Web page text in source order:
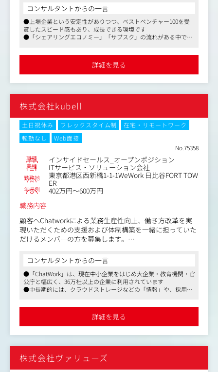
ーションツールを用いてアプローチを行い、転職意欲のあ
※面談設定数だけでなく、その後どの程度ご転職につなが
ったも重要な指標となるため、ご転職への貴重な1歩目の
（2）事業者対応業務（toB）
医療事業者（病院・クリニックなど）にアプローチを行
い、弊社人材紹介サービスへ求人をいただく業務
変更範囲：事業や所属部門の状況の変化等により、会社の
指示する職務内容へ変更することがある
品を制作、販売している同社。
エモーショナルなAIを設計し、会話しながら顧客のニーズ
を探り、商品提案を行うチャットボットは、解約防止はも
ちろん、解約理由の分析・消費者動向等のデータ等をもと
に、今後の課題・施策提案を行い、高い成果と満足度を残
果が出ています※同社調査実績）LPをご利用している業
界・業種がマーケットで、幅広い顧客に新しい価値を提供
・新規顧客開拓（リード発掘、アポイント獲得、提案書作
成、プレゼンテーション）
・既存顧客との関係構築および深耕、追加提案
・顧客の課題ヒアリングとソリューション提案
・契約交渉、クロージング
【仕事内容（変更の範囲）】無
コンサルタントからの一言
●上場企業という安定性がありつつ、ベストベンチャー100を受
賞したスピード感もあり、成長できる環境です
●「シェアリングエコノミー」「サブスク」の流れがある中で、
●戦略PRコンサル会社をグループ化し、これから広報に力を入れ
詳細を見る
株式会社kubell
土日祝休み フレックスタイム制
在宅・リモートワーク
転勤なし
Web面接
No.75358
職種 インサイドセールス_オープンポジション
業種 ITサービス・ソリューション会社
勤務地
東京都港区西新橋1-1-1WeWork 日比谷FORT TOW
ER
年収例
402万円～600万円
職務内容
顧客へChatworkによる業務生産性向上、働き方改革を実
現いただくための支援および体制構築を一緒に担っていた
だけるメンバーの方を募集します。
■具体的には
Chatworkユーザー数の拡大・既存ユーザーのさらなる利
活用促進を目的に、マーケティング部門が創出した潜在・
見込顧客（新規顧客）や、現在利用中のユーザーに対して
アプローチを行います。経営課題・業務課題・顧客ニーズ
る課題解決の提案を行うことでChatworkへの興味・関心
度を高め、フィールドセールス・カスタマーサクセス担当
ていくことも重要な業務となります。
コンサルタントからの一言
●「ChatWork」は、現在中小企業をはじめ大企業・教育機関・官
公庁と幅広く、36万社以上の企業に利用されています
●中長期的には、クラウドストレージなどの「情報」や、採用・
るビジネスの起点となるプラットフォーム、「ビジネス版スーパ
ーアプリ」を目指しており、新規事業開発や周辺サービスとの提
携やM&Aなども積極的に行っています
●同社の成長性、野望に共感を得た優秀なメンバーがすでに多数
詳細を見る
株式会社ヴァリューズ